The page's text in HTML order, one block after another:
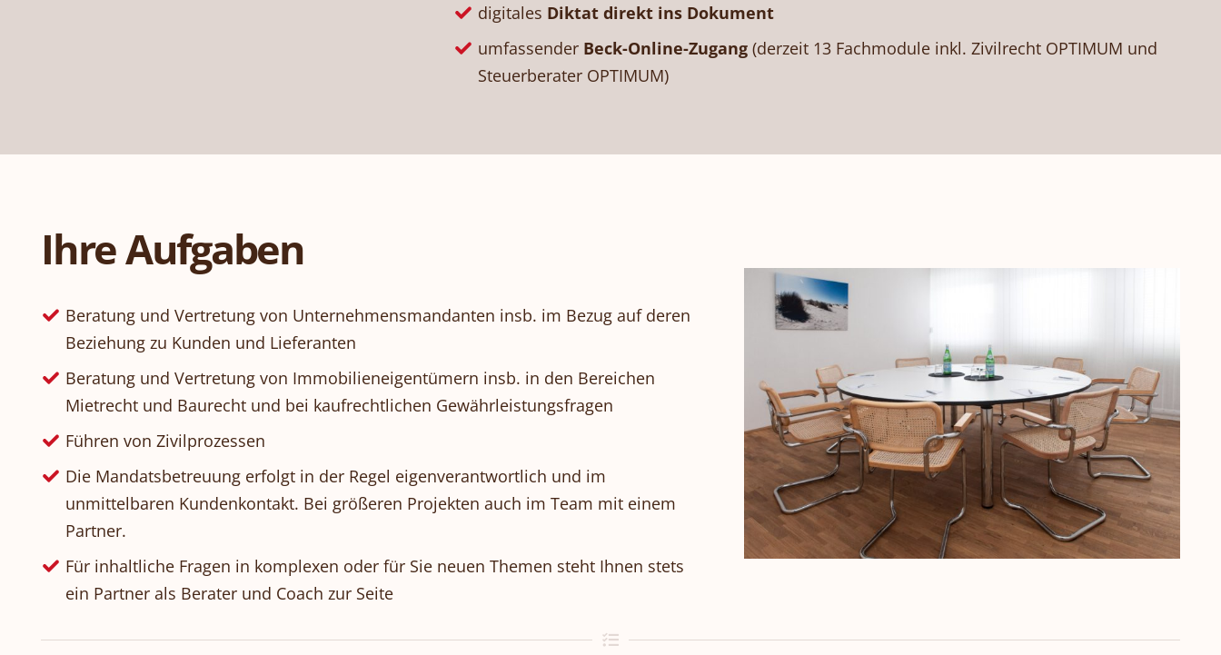
digitales Diktat direkt ins Dokument
umfassender Beck-Online-Zugang (derzeit 13 Fachmodule inkl. Zivilrecht OPTIMUM und
Steuerberater OPTIMUM)
Ihre Aufgaben
Beratung und Vertretung von Unternehmensmandanten insb. im Bezug auf deren
Beziehung zu Kunden und Lieferanten
Beratung und Vertretung von Immobilieneigentümern insb. in den Bereichen
Mietrecht und Baurecht und bei kaufrechtlichen Gewährleistungsfragen
Führen von Zivilprozessen
Die Mandatsbetreuung erfolgt in der Regel eigenverantwortlich und im
unmittelbaren Kundenkontakt. Bei größeren Projekten auch im Team mit einem
Partner.
Für inhaltliche Fragen in komplexen oder für Sie neuen Themen steht Ihnen stets
ein Partner als Berater und Coach zur Seite